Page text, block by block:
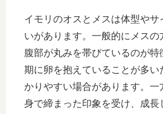
イモリのオスとメスは体型やサ
いがあります。一般的にメスの
腹部が丸みを帯びているのが特
期に卵を抱えていることが多い
かりやすい場合があります。一
身で締まった印象を受け、成長